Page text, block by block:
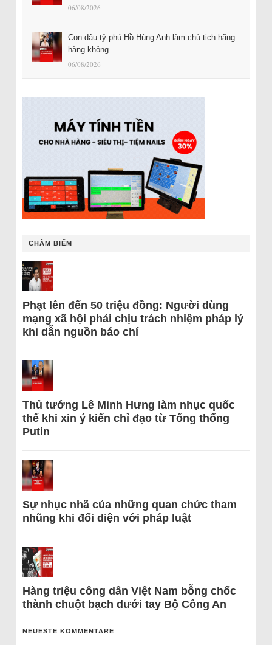
06/08/2026
Con dâu tỷ phú Hồ Hùng Anh làm chủ tịch hãng
hàng không
06/08/2026
CHÂM BIẾM
Phạt lên đến 50 triệu đồng: Người dùng
mạng xã hội phải chịu trách nhiệm pháp lý
khi dẫn nguồn báo chí
Thủ tướng Lê Minh Hưng làm nhục quốc
thể khi xin ý kiến chỉ đạo từ Tổng thống
Putin
Sự nhục nhã của những quan chức tham
nhũng khi đối diện với pháp luật
Hàng triệu công dân Việt Nam bỗng chốc
thành chuột bạch dưới tay Bộ Công An
NEUESTE KOMMENTARE